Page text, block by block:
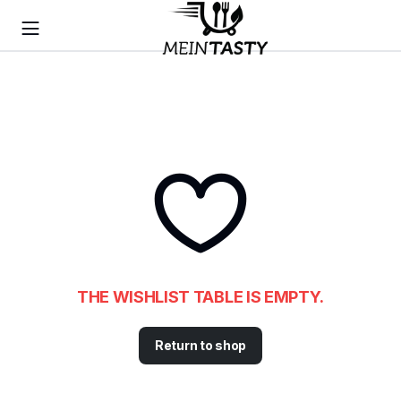
THE WISHLIST TABLE IS EMPTY.
Return to shop